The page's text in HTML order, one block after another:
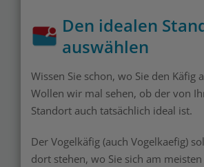
Den idealen
auswählen
Wissen Sie schon, wo Sie den Käfig
Wollen wir mal sehen, ob der von
Standort auch tatsächlich ideal ist.
Der Vogelkäfig (auch Vogelkaefig)
dort stehen, wo Sie sich am